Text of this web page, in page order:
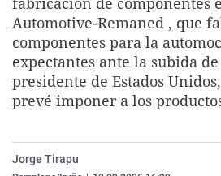
Automotive-Remaned , que
componentes para la
expectantes ante la subida
presidente de Estados
prevé imponer a los
Jorge Tirapu